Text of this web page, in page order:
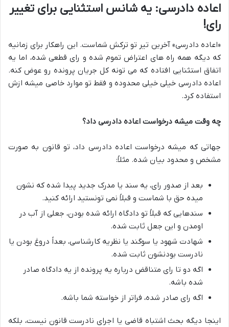
اعاده دادرسی: یه شانس استثنایی برای تغییر
رای!
«اعاده دادرسی» آخرین تیر تو ترکش شماست. این راهکار برای زمانیه
که دیگه همه راه های اعتراض تموم شده و رای قطعی شده، اما یه
اتفاق استثنایی افتاده که می تونه کل جریان پرونده رو عوض کنه.
اعاده دادرسی خیلی خیلی محدوده و فقط تو موارد خاصی میشه ازش
استفاده کرد.
چه وقت میشه درخواست اعاده دادرسی داد؟
جهاتی که میشه درخواست اعاده دادرسی داد، تو قانون به صورت
مشخص و محدود بیان شده. مثلاً:
بعد از صدور رای، یه سند یا مدرک جدید پیدا شده که نشون
میده حق با شماست و قبلاً نمی تونستید ارائه کنید.
سندهایی که قبلاً تو دادگاه ارائه شده بودن، جعلی از آب در
اومدن و این جعل ثابت شده.
شهادت شهود یا سوگند یا نظریه کارشناسی، بعداً دروغ بودن یا
نادرست بودنشون ثابت شده.
اگه دو تا رای متناقض درباره یه پرونده از یه دادگاه صادر
شده باشه.
اگه رای صادر شده، فراتر از خواسته شما باشه.
اینجا دیگه بحث اشتباه قاضی یا اجرای نادرست قانون نیست، بلکه